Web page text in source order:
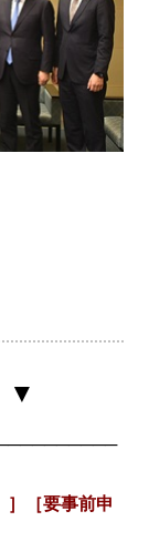
▼
］［要事前申